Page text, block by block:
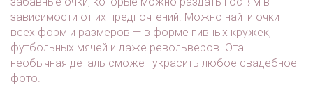
зависимости от их предпочтений. Можно найти очки
всех форм и размеров — в форме пивных кружек,
футбольных мячей и даже револьверов. Эта
необычная деталь сможет украсить любое свадебное
фото.